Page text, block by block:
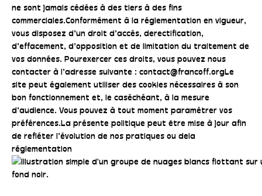
ne sont jamais cédées à des tiers à des fins
commerciales.Conformément à la réglementation en vigueur,
vous disposez d’un droit d’accès, derectification,
d’effacement, d’opposition et de limitation du traitement de
vos données. Pourexercer ces droits, vous pouvez nous
contacter à l’adresse suivante : contact@francoff.orgLe
site peut également utiliser des cookies nécessaires à son
bon fonctionnement et, le caséchéant, à la mesure
d’audience. Vous pouvez à tout moment paramétrer vos
préférences.La présente politique peut être mise à jour afin
de refléter l’évolution de nos pratiques ou dela
réglementation